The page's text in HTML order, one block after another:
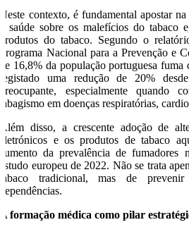
Neste contexto, é fundamental apostar
a saúde sobre os malefícios do tabaco
produtos do tabaco. Segundo o
Programa Nacional para a Prevenção e
de 16,8% da população portuguesa fuma
registado uma redução de 20%
preocupante, especialmente quando
tabagismo em doenças respiratórias,
Além disso, a crescente adoção de
eletrónicos e os produtos de tabaco
aumento da prevalência de
estudo europeu de 2022. Não se trata
tabaco tradicional, mas de
dependências.
A formação médica como pilar